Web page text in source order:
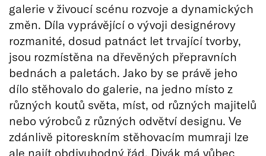
galerie v živoucí scénu rozvoje a dynamických
změn. Díla vyprávějící o vývoji designérovy
rozmanité, dosud patnáct let trvající tvorby,
jsou rozmístěna na dřevěných přepravních
bednách a paletách. Jako by se právě jeho
dílo stěhovalo do galerie, na jedno místo z
různých koutů světa, míst, od různých majitelů
nebo výrobců z různých odvětví designu. Ve
zdánlivě pitoreskním stěhovacím mumraji lze
ale najít obdivuhodný řád. Divák má vůbec